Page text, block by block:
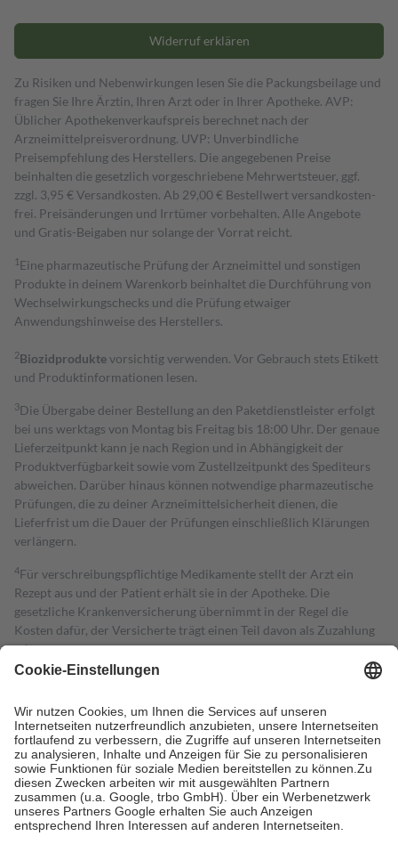
Widerruf erklären
Zu Risiken und Nebenwirkungen lesen Sie die Packungsbeilage und
fragen Sie Ihre Ärztin, Ihren Arzt oder in Ihrer Apotheke. AVP:
Üblicher Apothekenverkaufspreis berechnet nach der
Arzneimittelpreisverordnung. UVP: Unverbindliche
Preisempfehlung des Herstellers. Die angegebenen Preise
beinhalten die gesetzlich vorgeschriebene Mehrwertsteuer, ggf.
zzgl. 3,95 € Versandkosten. Ab 29,00 € Bestell­wert versand­kosten­
frei. Preisänderungen und Irrtümer vorbehalten. Alle Angebote
und Gratis-Beigaben nur solange der Vorrat reicht.
1 Eine pharmazeutische Prüfung der Arzneimittel und sonstigen
Produkte in deinem Warenkorb beinhaltet die Durchführung von
Wechselwirkungschecks und die Prüfung etwaiger
Anwendungshinweise des Herstellers.
2Biozidproduktevorsichtig verwenden. Vor Gebrauch stets Etikett
und Produktinformationen lesen.
3Die Übergabe deiner Bestellung an den Paketdienstleister erfolgt
bei uns werktags von Montag bis Freitag bis 18:00 Uhr. Der genaue
Lieferzeitpunkt kann je nach Region und in Abhängigkeit der
Produktverfügbarkeit sowie vom Zustellzeitpunkt des Spediteurs
abweichen. Darüber hinaus können notwendige pharmazeutische
Prüfungen, die zu deiner Arzneimittelsicherheit dienen, die
Lieferfrist um die Dauer der Prüfungen einschließlich Klärungen
verlängern.
4Für verschreibungspflichtige Medikamente stellt der Arzt ein
Rezept aus und der Patient erhält sie in der Apotheke. Die
gesetzliche Krankenversicherung übernimmt in der Regel die
Kosten dafür, der Versicherte trägt einen Teil davon als Zuzahlung
mit.
Grundsätzlich leisten Mitglieder Zuzahlungen in Höhe von zehn
höchstens zehn Euro.
Es sind jedoch nie mehr als die tatsächlichen
Kosten der Leistung zu entrichten.
Diese Regeln gelten grundsätzlich auch für Online-Apotheken.
Bei Heilmitteln und häuslicher Krankenpflege beträgt die
Zuzahlung zehn Prozent der Kosten sowie zehn Euro je
Verordnung.
Um das Engagement der Versicherten für ihre eigene Gesundheit zu
stärken und die besondere Stellung der Familie zu unterstützen,